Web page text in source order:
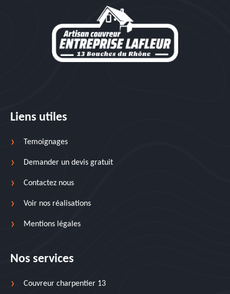
Liens utiles
Temoignages
Demander un devis gratuit
Contactez nous
Voir nos réalisations
Mentions légales
Nos services
Couvreur charpentier 13